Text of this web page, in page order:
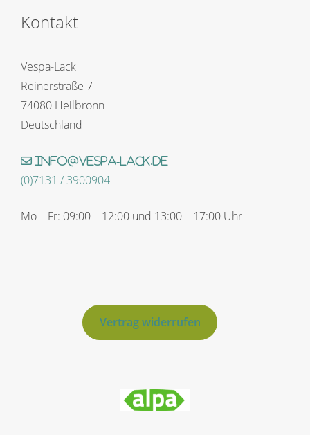
Kontakt
Vespa-Lack
Reinerstraße 7
74080 Heilbronn
Deutschland
info@vespa-lack.de
(0)7131 / 3900904
Mo – Fr: 09:00 – 12:00 und 13:00 – 17:00 Uhr
Vertrag widerrufen